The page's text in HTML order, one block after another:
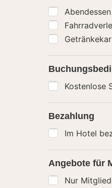
Abendessen
Kostenlose
Bezahlung
Im Hotel
Angebote für
Nur